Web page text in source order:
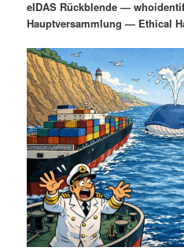
m
ä
r
e
n
I
n
u
n
d
ä
r
e
n
s
n
a
v
i
g
a
t
i
o
n
eIDAS Rückblende —
Hauptversammlung — Ethical